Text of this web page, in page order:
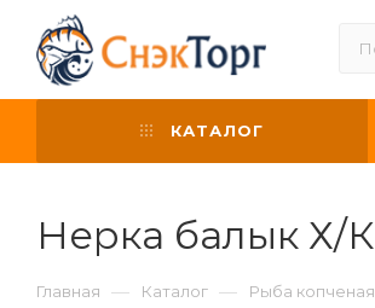
КАТАЛОГ
Нерка балык Х/К
Главная — Каталог — Рыба копченая